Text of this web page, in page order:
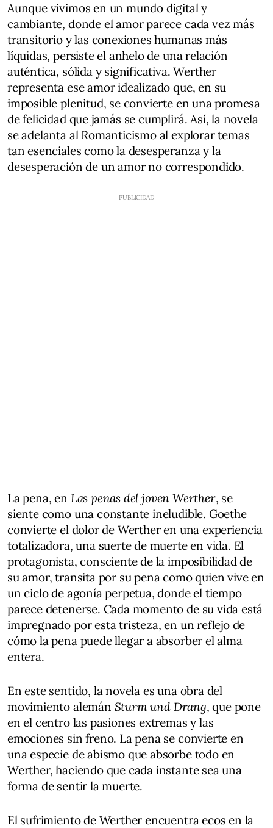
Aunque vivimos en un mundo digital y
cambiante, donde el amor parece cada vez más
transitorio y las conexiones humanas más
líquidas, persiste el anhelo de una relación
auténtica, sólida y significativa. Werther
representa ese amor idealizado que, en su
imposible plenitud, se convierte en una promesa
de felicidad que jamás se cumplirá. Así, la novela
se adelanta al Romanticismo al explorar temas
tan esenciales como la desesperanza y la
desesperación de un amor no correspondido.
La pena, en Las penas del joven Werther, se
siente como una constante ineludible. Goethe
convierte el dolor de Werther en una experiencia
totalizadora, una suerte de muerte en vida. El
protagonista, consciente de la imposibilidad de
su amor, transita por su pena como quien vive en
un ciclo de agonía perpetua, donde el tiempo
parece detenerse. Cada momento de su vida está
impregnado por esta tristeza, en un reflejo de
cómo la pena puede llegar a absorber el alma
entera.
En este sentido, la novela es una obra del
movimiento alemán Sturm und Drang, que pone
en el centro las pasiones extremas y las
emociones sin freno. La pena se convierte en
una especie de abismo que absorbe todo en
Werther, haciendo que cada instante sea una
forma de sentir la muerte.
El sufrimiento de Werther encuentra ecos en la